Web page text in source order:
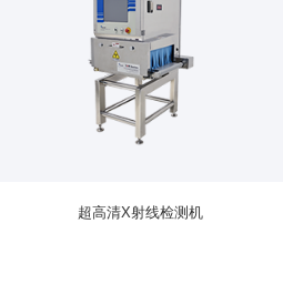
超高清X射线检测机